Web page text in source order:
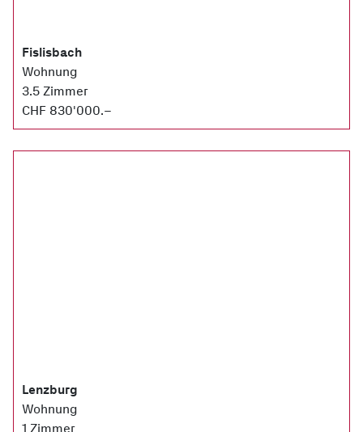
Fislisbach
Wohnung
3.5 Zimmer
CHF 830'000.–
Lenzburg
Wohnung
1 Zimmer